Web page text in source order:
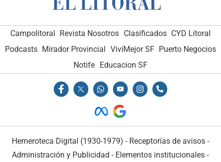
Campolitoral Revista Nosotros Clasificados CYD Litoral
Podcasts Mirador Provincial VivíMejor SF Puerto Negocios
Notife
Educacion SF
Hemeroteca Digital (1930-1979) - Receptorías de avisos -
Administración y Publicidad - Elementos institucionales -